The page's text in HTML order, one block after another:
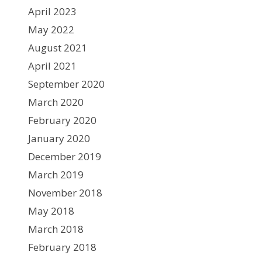
April 2023
May 2022
August 2021
April 2021
September 2020
March 2020
February 2020
January 2020
December 2019
March 2019
November 2018
May 2018
March 2018
February 2018